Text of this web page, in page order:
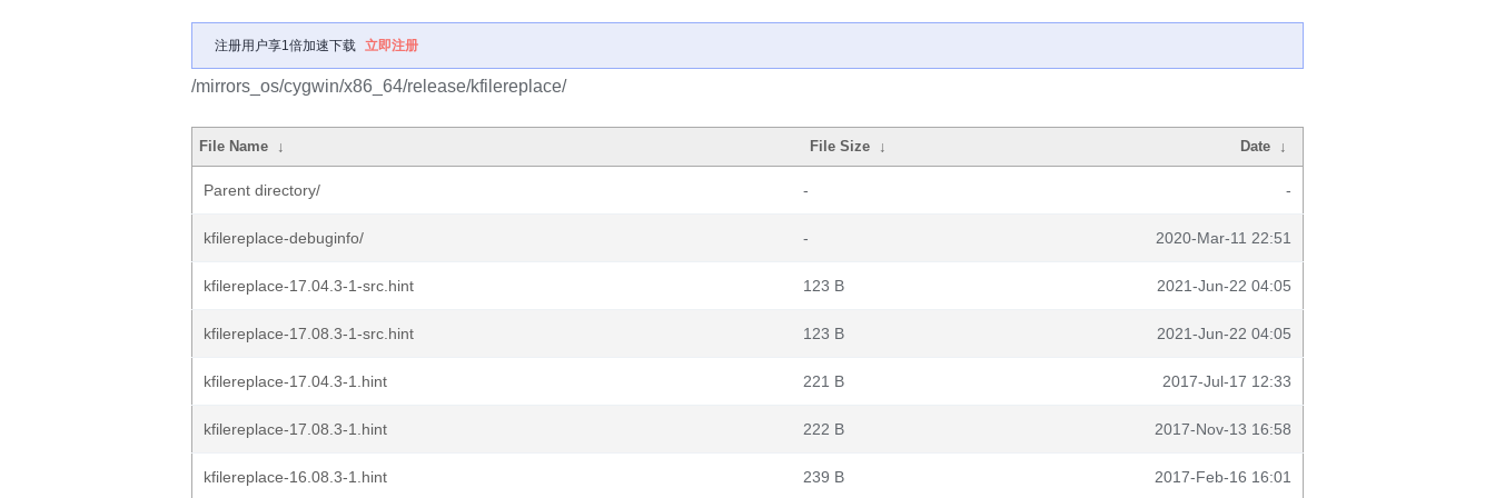
注册用户享1倍加速下载 立即注册
/mirrors_os/cygwin/x86_64/release/kfilereplace/
File Name ↓ File Size ↓ Date ↓
Parent directory/ - -
kfilereplace-debuginfo/ - 2020-Mar-11 22:51
kfilereplace-17.04.3-1-src.hint 123 B 2021-Jun-22 04:05
kfilereplace-17.08.3-1-src.hint 123 B 2021-Jun-22 04:05
kfilereplace-17.04.3-1.hint 221 B 2017-Jul-17 12:33
kfilereplace-17.08.3-1.hint 222 B 2017-Nov-13 16:58
kfilereplace-16.08.3-1.hint 239 B 2017-Feb-16 16:01